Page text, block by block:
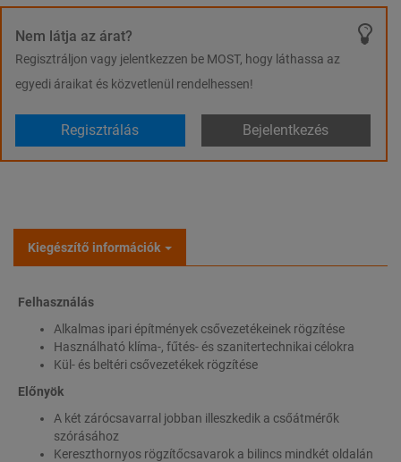
Nem látja az árat?
Regisztráljon vagy jelentkezzen be MOST, hogy láthassa az
egyedi áraikat és közvetlenül rendelhessen!
Regisztrálás Bejelentkezés
Kiegészítő információk
Felhasználás
Alkalmas ipari építmények csővezetékeinek rögzítése
Használható klíma-, fűtés- és szanitertechnikai célokra
Kül- és beltéri csővezetékek rögzítése
Előnyök
A két zárócsavarral jobban illeszkedik a csőátmérők
szórásához
Kereszthornyos rögzítőcsavarok a bilincs mindkét oldalán